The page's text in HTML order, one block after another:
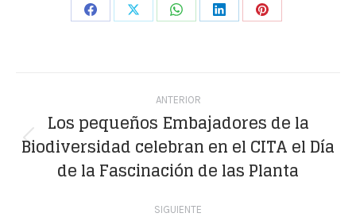
Share
Share
Share
Share
Share
Navegación
entre
publicaciones
ANTERIOR
Publicación
anterior:
Los pequeños Embajadores de la
Biodiversidad celebran en el CITA el Día
de la Fascinación de las Planta
SIGUIENTE